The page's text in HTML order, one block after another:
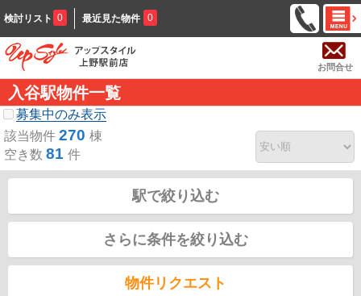
検討リスト 0 最近見た物件 0
お問合せ
入谷駅物件一覧
募集中のみ表示
該当物件 270 棟
空き数 81 件
駅で絞り込む
さらに条件を絞り込む
物件リクエスト